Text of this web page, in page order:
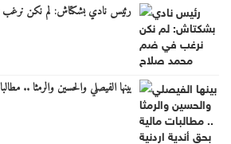
رئيس نادي بشكتاش: لم نكن
بينها الفيصلي والحسين والرمثا ..